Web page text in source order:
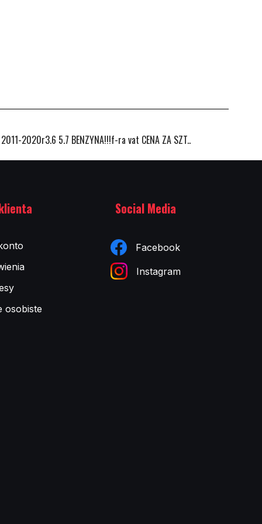
2011-2020r3.6 5.7 BENZYNA!!!f-ra vat CENA ZA SZT..
osobiste
Social Media
Facebook
Instagram